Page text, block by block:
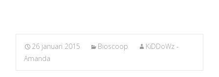
26 januari 2015 Bioscoop
KiDDoWz -
Amanda